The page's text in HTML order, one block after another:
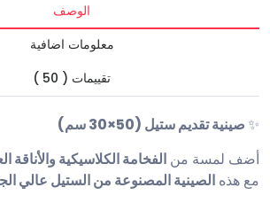
الوصف
معلومات اضافية
تقييمات ( 50 )
✨صينية تقديم ستيل (50×30 سم)
أضف لمسة من الفخامة الكلاسيكية والأناقة
مع هذه الصينية المصنوعة من الستيل عالي